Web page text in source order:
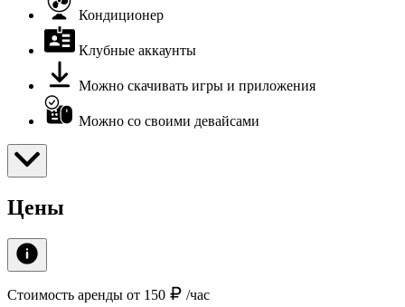
Кондиционер
Клубные аккаунты
Можно скачивать игры и приложения
Можно со своими девайсами
Цены
Стоимость аренды от 150 /час